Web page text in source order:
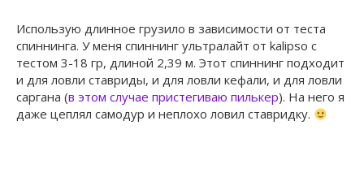
Использую длинное грузило в зависимости от теста
спиннинга. У меня спиннинг ультралайт от kalipso с
тестом 3-18 гр, длиной 2,39 м. Этот спиннинг подходит
и для ловли ставриды, и для ловли кефали, и для ловли
саргана (в этом случае пристегиваю пилькер). На него я
даже цеплял самодур и неплохо ловил ставридку.